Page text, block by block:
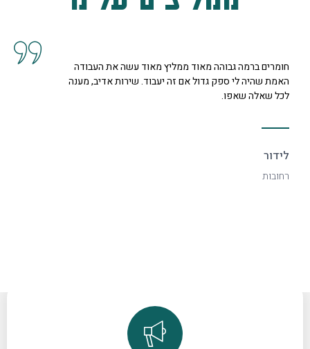
חומרים ברמה גבוהה מאוד ממליץ מאוד עשה את העבודה
האמת שהיה לי ספק גדול אם זה יעבוד. שירות אדיב, מענה
לכל שאלה שאפו.
לידור
רחובות